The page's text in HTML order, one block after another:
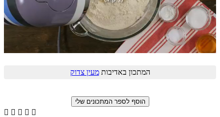
המתכון באדיבותמעין צדוק
    